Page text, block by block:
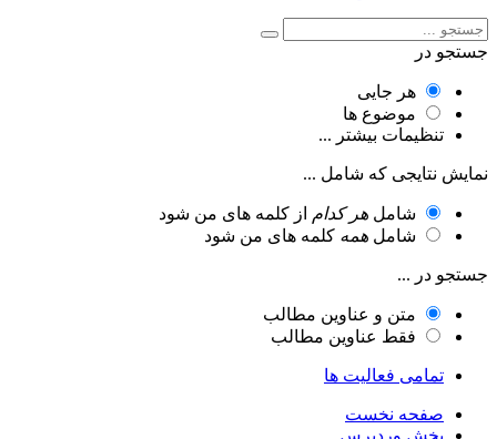
جستجو در
هر جایی
موضوع ها
تنظیمات بیشتر ...
نمایش نتایجی که شامل ...
شامل هر کدام از کلمه های من شود
شامل همه کلمه های من شود
جستجو در ...
متن و عناوین مطالب
فقط عناوین مطالب
تمامی فعالیت ها
صفحه نخست
بخش وردپرس